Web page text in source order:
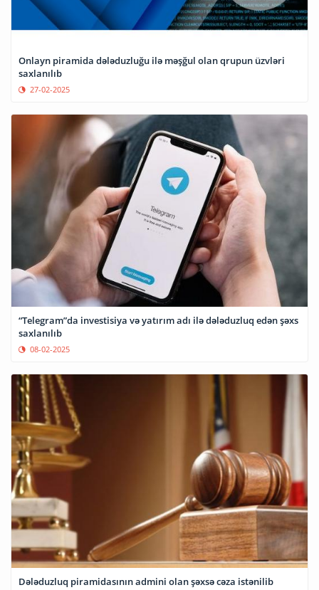
Onlayn piramida dələduzluğu ilə məşğul olan qrupun üzvləri
saxlanılıb
27-02-2025
“Telegram”da investisiya və yatırım adı ilə dələduzluq edən şəxs
saxlanılıb
08-02-2025
Dələduzluq piramidasının admini olan şəxsə cəza istənilib